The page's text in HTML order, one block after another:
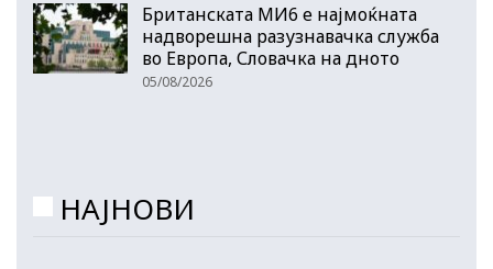
Британската МИ6 е најмоќната
надворешна разузнавачка служба
во Европа, Словачка на дното
05/08/2026
НАЈНОВИ